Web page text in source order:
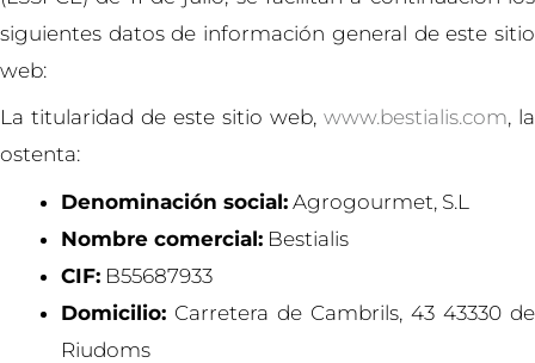
siguientes datos de información general de este sitio
web:
La titularidad de este sitio web, www.bestialis.com, la
ostenta:
Denominación social: Agrogourmet, S.L
Nombre comercial: Bestialis
CIF: B55687933
Domicilio: Carretera de Cambrils, 43 43330 de
Riudoms